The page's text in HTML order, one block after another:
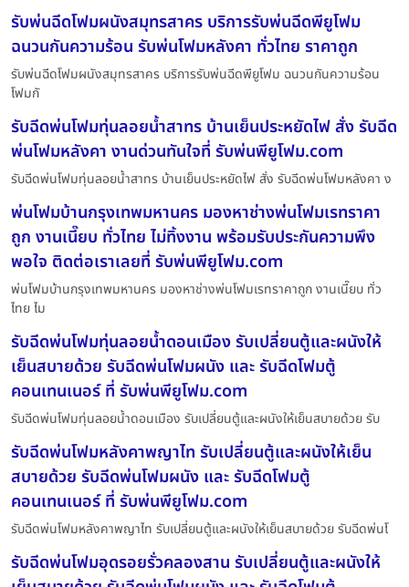
รับพ่นฉีดโฟมผนังสมุทรสาคร บริการรับพ่นฉีดพียูโฟม
ฉนวนกันความร้อน รับพ่นโฟมหลังคา ทั่วไทย ราคาถูก
รับพ่นฉีดโฟมผนังสมุทรสาคร บริการรับพ่นฉีดพียูโฟม ฉนวนกันความร้อน
โฟมกั
รับฉีดพ่นโฟมทุ่นลอยน้ำสาทร บ้านเย็นประหยัดไฟ สั่ง รับฉีด
พ่นโฟมหลังคา งานด่วนทันใจที่ รับพ่นพียูโฟม.com
รับฉีดพ่นโฟมทุ่นลอยน้ำสาทร บ้านเย็นประหยัดไฟ สั่ง รับฉีดพ่นโฟมหลังคา ง
พ่นโฟมบ้านกรุงเทพมหานคร มองหาช่างพ่นโฟมเรทราคา
ถูก งานเนี๊ยบ ทั่วไทย ไม่ทิ้งงาน พร้อมรับประกันความพึง
พอใจ ติดต่อเราเลยที่ รับพ่นพียูโฟม.com
พ่นโฟมบ้านกรุงเทพมหานคร มองหาช่างพ่นโฟมเรทราคาถูก งานเนี๊ยบ ทั่ว
ไทย ไม
รับฉีดพ่นโฟมทุ่นลอยน้ำดอนเมือง รับเปลี่ยนตู้และผนังให้
เย็นสบายด้วย รับฉีดพ่นโฟมผนัง และ รับฉีดโฟมตู้
คอนเทนเนอร์ ที่ รับพ่นพียูโฟม.com
รับฉีดพ่นโฟมทุ่นลอยน้ำดอนเมือง รับเปลี่ยนตู้และผนังให้เย็นสบายด้วย รับ
รับฉีดพ่นโฟมหลังคาพญาไท รับเปลี่ยนตู้และผนังให้เย็น
สบายด้วย รับฉีดพ่นโฟมผนัง และ รับฉีดโฟมตู้
คอนเทนเนอร์ ที่ รับพ่นพียูโฟม.com
รับฉีดพ่นโฟมหลังคาพญาไท รับเปลี่ยนตู้และผนังให้เย็นสบายด้วย รับฉีดพ่นโ
รับฉีดพ่นโฟมอุดรอยรั่วคลองสาน รับเปลี่ยนตู้และผนังให้